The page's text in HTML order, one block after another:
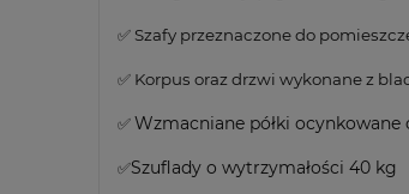
✅ Szafy przeznaczone do
✅ Korpus oraz drzwi wykonane z
✅Wzmacniane półki ocynkowane
✅Szuflady o wytrzymałości 40 kg